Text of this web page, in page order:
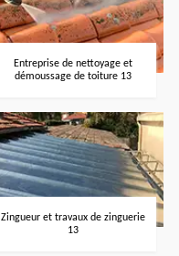
Entreprise de nettoyage et
démoussage de toiture 13
Zingueur et travaux de zinguerie
13